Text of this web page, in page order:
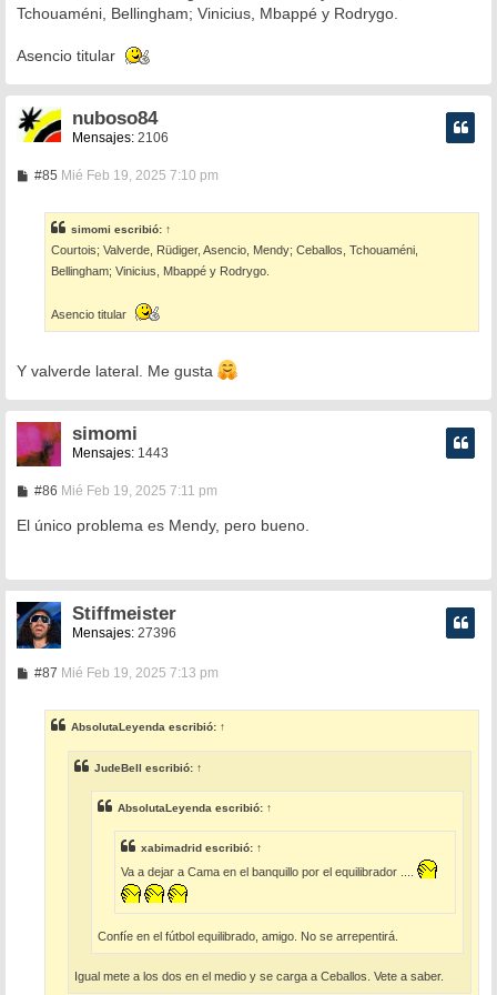
a
e
Tchouaméni, Bellingham; Vinicius, Mbappé y Rodrygo.
Asencio titular
nuboso84
Mensajes: 2106
#85M
s
a
j
e
Mié Feb 19, 2025 7:10 pm
simomi escribió: ↑
Courtois; Valverde, Rüdiger, Asencio, Mendy; Ceballos, Tchouaméni,
Bellingham; Vinicius, Mbappé y Rodrygo.
Asencio titular
Y valverde lateral. Me gusta
simomi
Mensajes: 1443
#86M
n
e
Mié Feb 19, 2025 7:11 pm
El único problema es Mendy, pero bueno.
Stiffmeister
Mensajes: 27396
#87M
s
a
Mié Feb 19, 2025 7:13 pm
AbsolutaLeyenda escribió: ↑
JudeBell escribió: ↑
AbsolutaLeyenda escribió: ↑
xabimadrid escribió: ↑
Va a dejar a Cama en el banquillo por el equilibrador ....
Confíe en el fútbol equilibrado, amigo. No se arrepentirá.
Igual mete a los dos en el medio y se carga a Ceballos. Vete a saber.